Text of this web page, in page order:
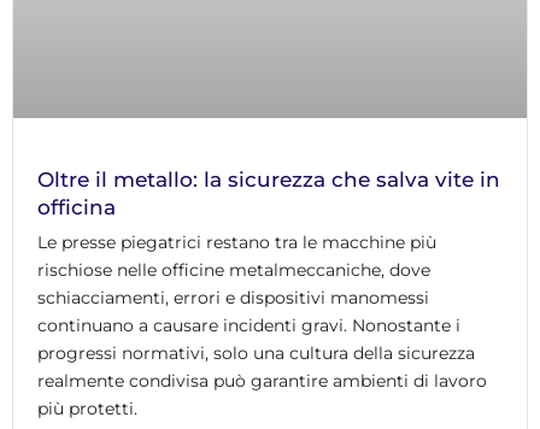
Oltre il metallo: la sicurezza che salva vite in
officina
Le presse piegatrici restano tra le macchine più
rischiose nelle officine metalmeccaniche, dove
schiacciamenti, errori e dispositivi manomessi
continuano a causare incidenti gravi. Nonostante i
progressi normativi, solo una cultura della sicurezza
realmente condivisa può garantire ambienti di lavoro
più protetti.